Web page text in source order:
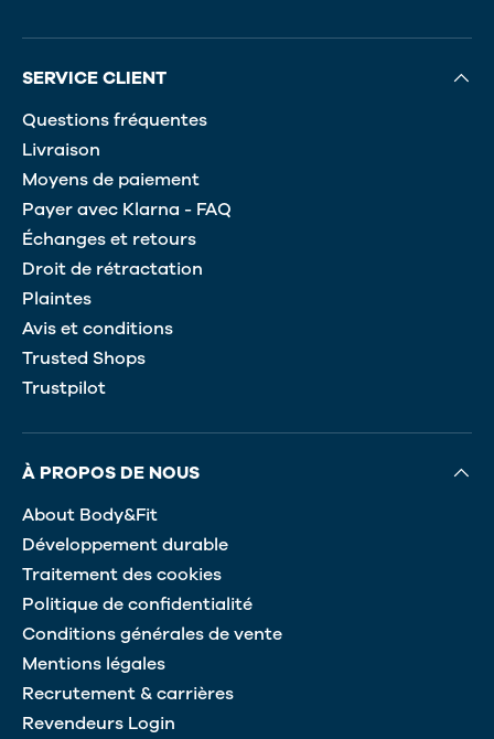
SERVICE CLIENT
Questions fréquentes
Livraison
Moyens de paiement
Payer avec Klarna - FAQ
Échanges et retours
Droit de rétractation
Plaintes
Avis et conditions
Trusted Shops
Trustpilot
À PROPOS DE NOUS
About Body&Fit
Développement durable
Traitement des cookies
Politique de confidentialité
Conditions générales de vente
Mentions légales
Recrutement & carrières
Revendeurs Login